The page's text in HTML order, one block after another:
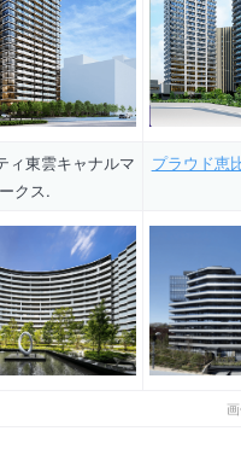
ィ東雲キャナルマ
ークス.
プラウド恵